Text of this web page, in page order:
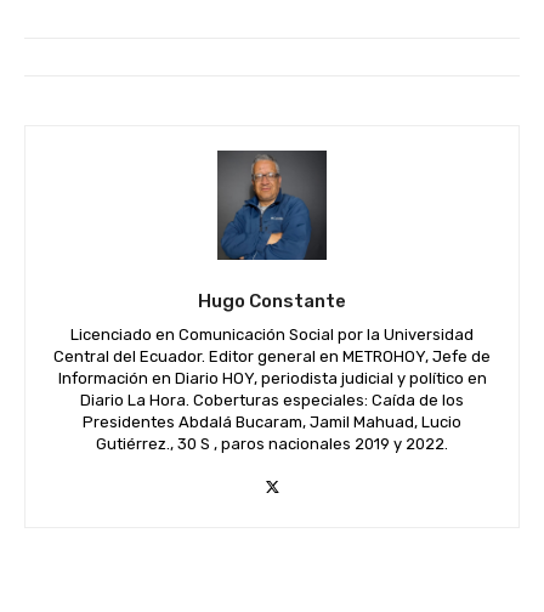
Hugo Constante
Licenciado en Comunicación Social por la Universidad
Central del Ecuador. Editor general en METROHOY, Jefe de
Información en Diario HOY, periodista judicial y político en
Diario La Hora. Coberturas especiales: Caída de los
Presidentes Abdalá Bucaram, Jamil Mahuad, Lucio
Gutiérrez., 30 S , paros nacionales 2019 y 2022.